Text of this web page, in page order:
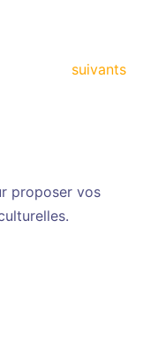
suivants
proposer vos